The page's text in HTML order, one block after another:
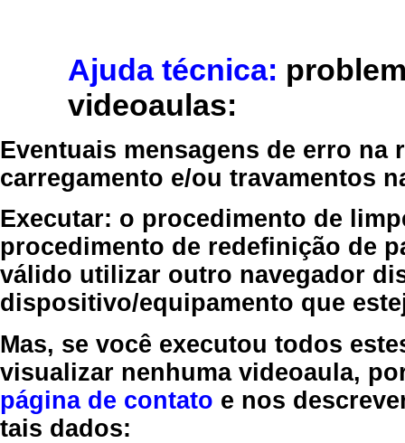
Ajuda técnica:
videoaulas:
Eventuais mensagens de erro
carregamento e/ou travamentos
Executar: o procedimento de
procedimento de redefinição de
válido utilizar outro navegador
dispositivo/equipamento que
Mas, se você executou todos
visualizar nenhuma videoaula,
página de contato e nos
tais dados: